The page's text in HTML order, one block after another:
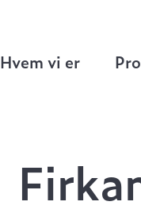
Hvem vi er